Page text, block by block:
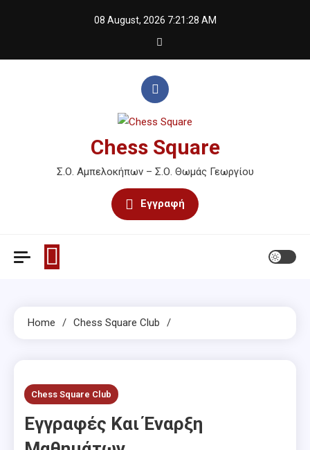
08 August, 2026 7:21:28 AM
Chess Square
Σ.Ο. Αμπελοκήπων – Σ.Ο. Θωμάς Γεωργίου
Εγγραφή
Home Chess Square Club
Chess Square Club
Εγγραφές Και Έναρξη